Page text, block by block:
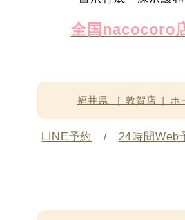
全国nacocoro
福井県 ［ 敦賀店 ］ホ
LINE予約 / 24時間Web